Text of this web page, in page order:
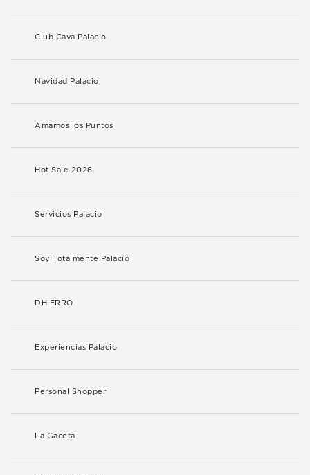
Club Cava Palacio
Navidad Palacio
Amamos los Puntos
Hot Sale 2026
Servicios Palacio
Soy Totalmente Palacio
DHIERRO
Experiencias Palacio
Personal Shopper
La Gaceta